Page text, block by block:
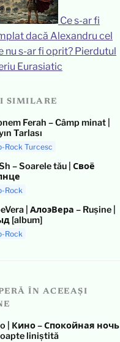
Ce s-ar fi
dacă Alexandru cel
nu s-ar fi oprit? Pierdutul
Eurasiatic
SIMILARE
Ferah – Câmp minat |
Tarlası
Rock Turcesc
– Soarele tău | Своё
Rock
| АлоэВера – Rușine |
[album]
Rock
ÎN ACEEAȘI
| Кино – Спокойная ночь |
liniștită